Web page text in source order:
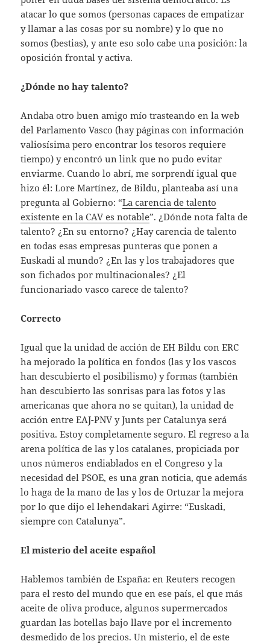
atacar lo que somos (personas capaces de empatizar
y llamar a las cosas por su nombre) y lo que no
somos (bestias), y ante eso solo cabe una posición: la
oposición frontal y activa.
¿Dónde no hay talento?
Andaba otro buen amigo mío trasteando en la web
del Parlamento Vasco (hay páginas con información
valiosísima pero encontrar los tesoros requiere
tiempo) y encontró un link que no pudo evitar
enviarme. Cuando lo abrí, me sorprendí igual que
hizo él: Lore Martínez, de Bildu, planteaba así una
pregunta al Gobierno: “La carencia de talento
existente en la CAV es notable”. ¿Dónde nota falta de
talento? ¿En su entorno? ¿Hay carencia de talento
en todas esas empresas punteras que ponen a
Euskadi al mundo? ¿En las y los trabajadores que
son fichados por multinacionales? ¿El
funcionariado vasco carece de talento?
Correcto
Igual que la unidad de acción de EH Bildu con ERC
ha mejorado la política en fondos (las y los vascos
han descubierto el posibilismo) y formas (también
han descubierto las sonrisas para las fotos y las
americanas que ahora no se quitan), la unidad de
acción entre EAJ-PNV y Junts per Catalunya será
positiva. Estoy completamente seguro. El regreso a la
arena política de las y los catalanes, propiciada por
unos números endiablados en el Congreso y la
necesidad del PSOE, es una gran noticia, que además
lo haga de la mano de las y los de Ortuzar la mejora
por lo que dijo el lehendakari Agirre: “Euskadi,
siempre con Catalunya”.
El misterio del aceite español
Hablemos también de España: en Reuters recogen
para el resto del mundo que en ese país, el que más
aceite de oliva produce, algunos supermercados
guardan las botellas bajo llave por el incremento
desmedido de los precios. Un misterio, el de este